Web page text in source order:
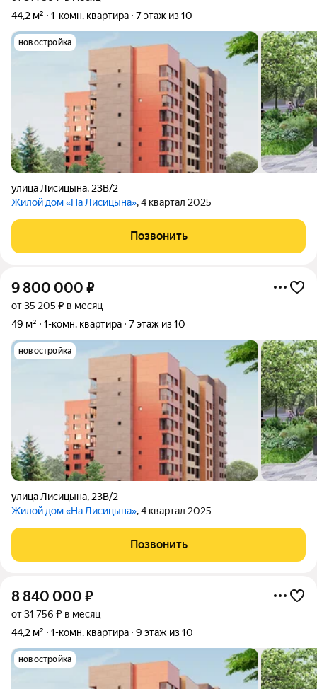
44,2 м²
1-комн. квартира 7 этаж из 10
новостройка
улица Лисицына, 23В/2
Жилой дом «На Лисицына», 4 квартал 2025
Позвонить
9 800 000 ₽
от 35 205 ₽ в месяц
49 м²
1-комн. квартира 7 этаж из 10
новостройка
улица Лисицына, 23В/2
Жилой дом «На Лисицына», 4 квартал 2025
Позвонить
8 840 000 ₽
от 31 756 ₽ в месяц
44,2 м²
1-комн. квартира 9 этаж из 10
новостройка